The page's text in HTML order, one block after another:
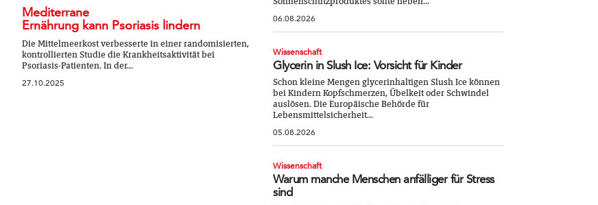
Mediterrane
Ernährung kann Psoriasis lindern
Die Mittelmeerkost verbesserte in einer randomisierten,
kontrollierten Studie die Krankheitsaktivität bei
Psoriasis-Patienten. In der...
27.10.2025
06.08.2026
Wissenschaft
Glycerin in Slush Ice: Vorsicht für Kinder
Schon kleine Mengen glycerinhaltigen Slush Ice können
bei Kindern Kopfschmerzen, Übelkeit oder Schwindel
auslösen. Die Europäische Behörde für
Lebensmittelsicherheit...
05.08.2026
Wissenschaft
Warum manche Menschen anfälliger für Stress
sind